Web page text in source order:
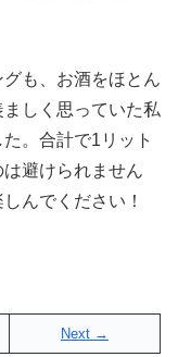
も、お酒をほとん
しく思っていた私
。合計で1リット
避けられません
んでください！
Next →